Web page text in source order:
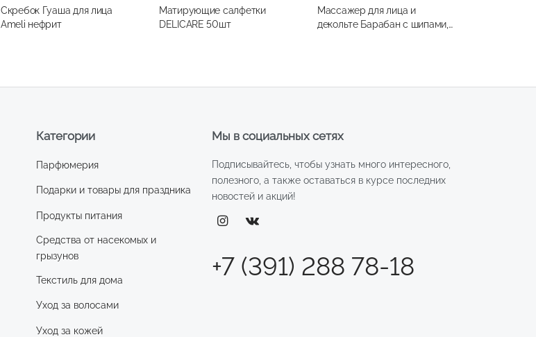
Скребок Гуаша для лица
Ameli нефрит
Матирующие салфетки
DELICARE 50шт
Массажер для лица и
декольте Барабан с шипами,
Мы в социальных сетях
Подписывайтесь, чтобы узнать много интересного,
полезного, а также оставаться в курсе последних
новостей и акций!
+7 (391) 288 78-18
Категории
Парфюмерия
Подарки и товары для праздника
Продукты питания
Средства от насекомых и
грызунов
Текстиль для дома
Уход за волосами
Уход за кожей